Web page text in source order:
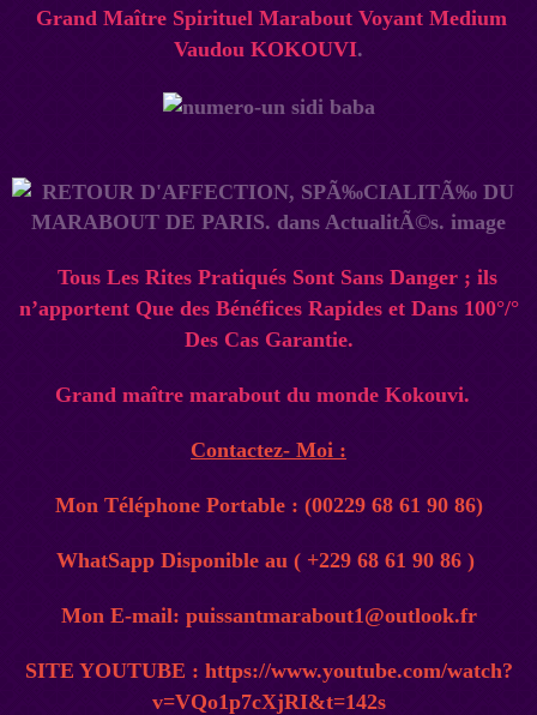
Grand Maître Spirituel Marabout Voyant Medium
Vaudou KOKOUVI.
Tous Les Rites Pratiqués Sont Sans Danger ; ils
n’apportent Que des Bénéfices Rapides et Dans 100°/°
Des Cas Garantie.
Grand maître marabout du monde Kokouvi.
Contactez- Moi :
Mon Téléphone Portable : (00229 68 61 90 86)
WhatSapp Disponible au ( +229 68 61 90 86 )
Mon E-mail: puissantmarabout1@outlook.fr
SITE YOUTUBE : https://www.youtube.com/watch?
v=VQo1p7cXjRI&t=142s